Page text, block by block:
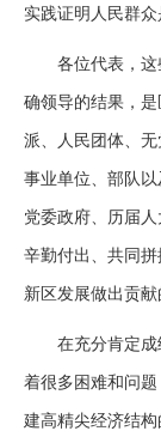
实践证明人民群
各位代表，这
确领导的结果，
派、人民团体、
事业单位、部队
党委政府、历届
辛勤付出、共同
新区发展做出贡
在充分肯定成
着很多困难和问
建高精尖经济结